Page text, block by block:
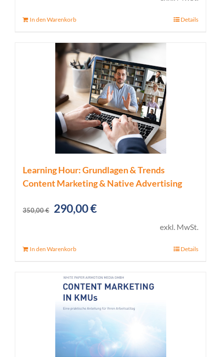
In den Warenkorb Details
Learning Hour: Grundlagen & Trends
Content Marketing & Native Advertising
350,00€
Ursprünglicher
290,00€Aktueller
exkl. MwSt.
In den Warenkorb Details